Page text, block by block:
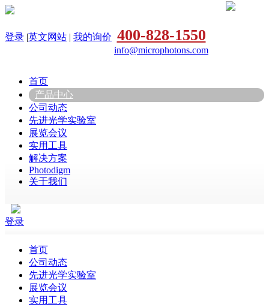
登录 |英文网站 | 我的询价 400-828-1550
info@microphotons.com
首页
产品中心
公司动态
先进光学实验室
展览会议
实用工具
解决方案
Photodigm
关于我们
登录
首页
公司动态
先进光学实验室
展览会议
实用工具